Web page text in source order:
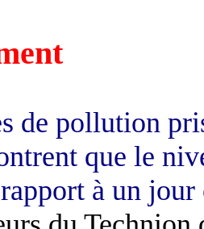
de pollution
que le
à un